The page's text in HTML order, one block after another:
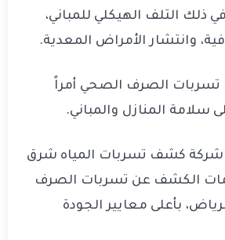
ذلك التلف الهيكلي للمباني،
وانتشار الأمراض المعدية.
تسربات الصرف الصحي أمراً
سلامة المنازل والمباني.
شركة كشف تسربات المياه شرق
الكشف عن تسربات الصرف
بأعلى معايير الجودة